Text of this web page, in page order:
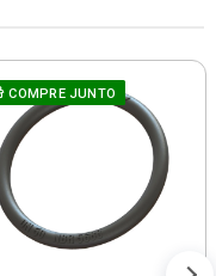
COMPRE JUNTO